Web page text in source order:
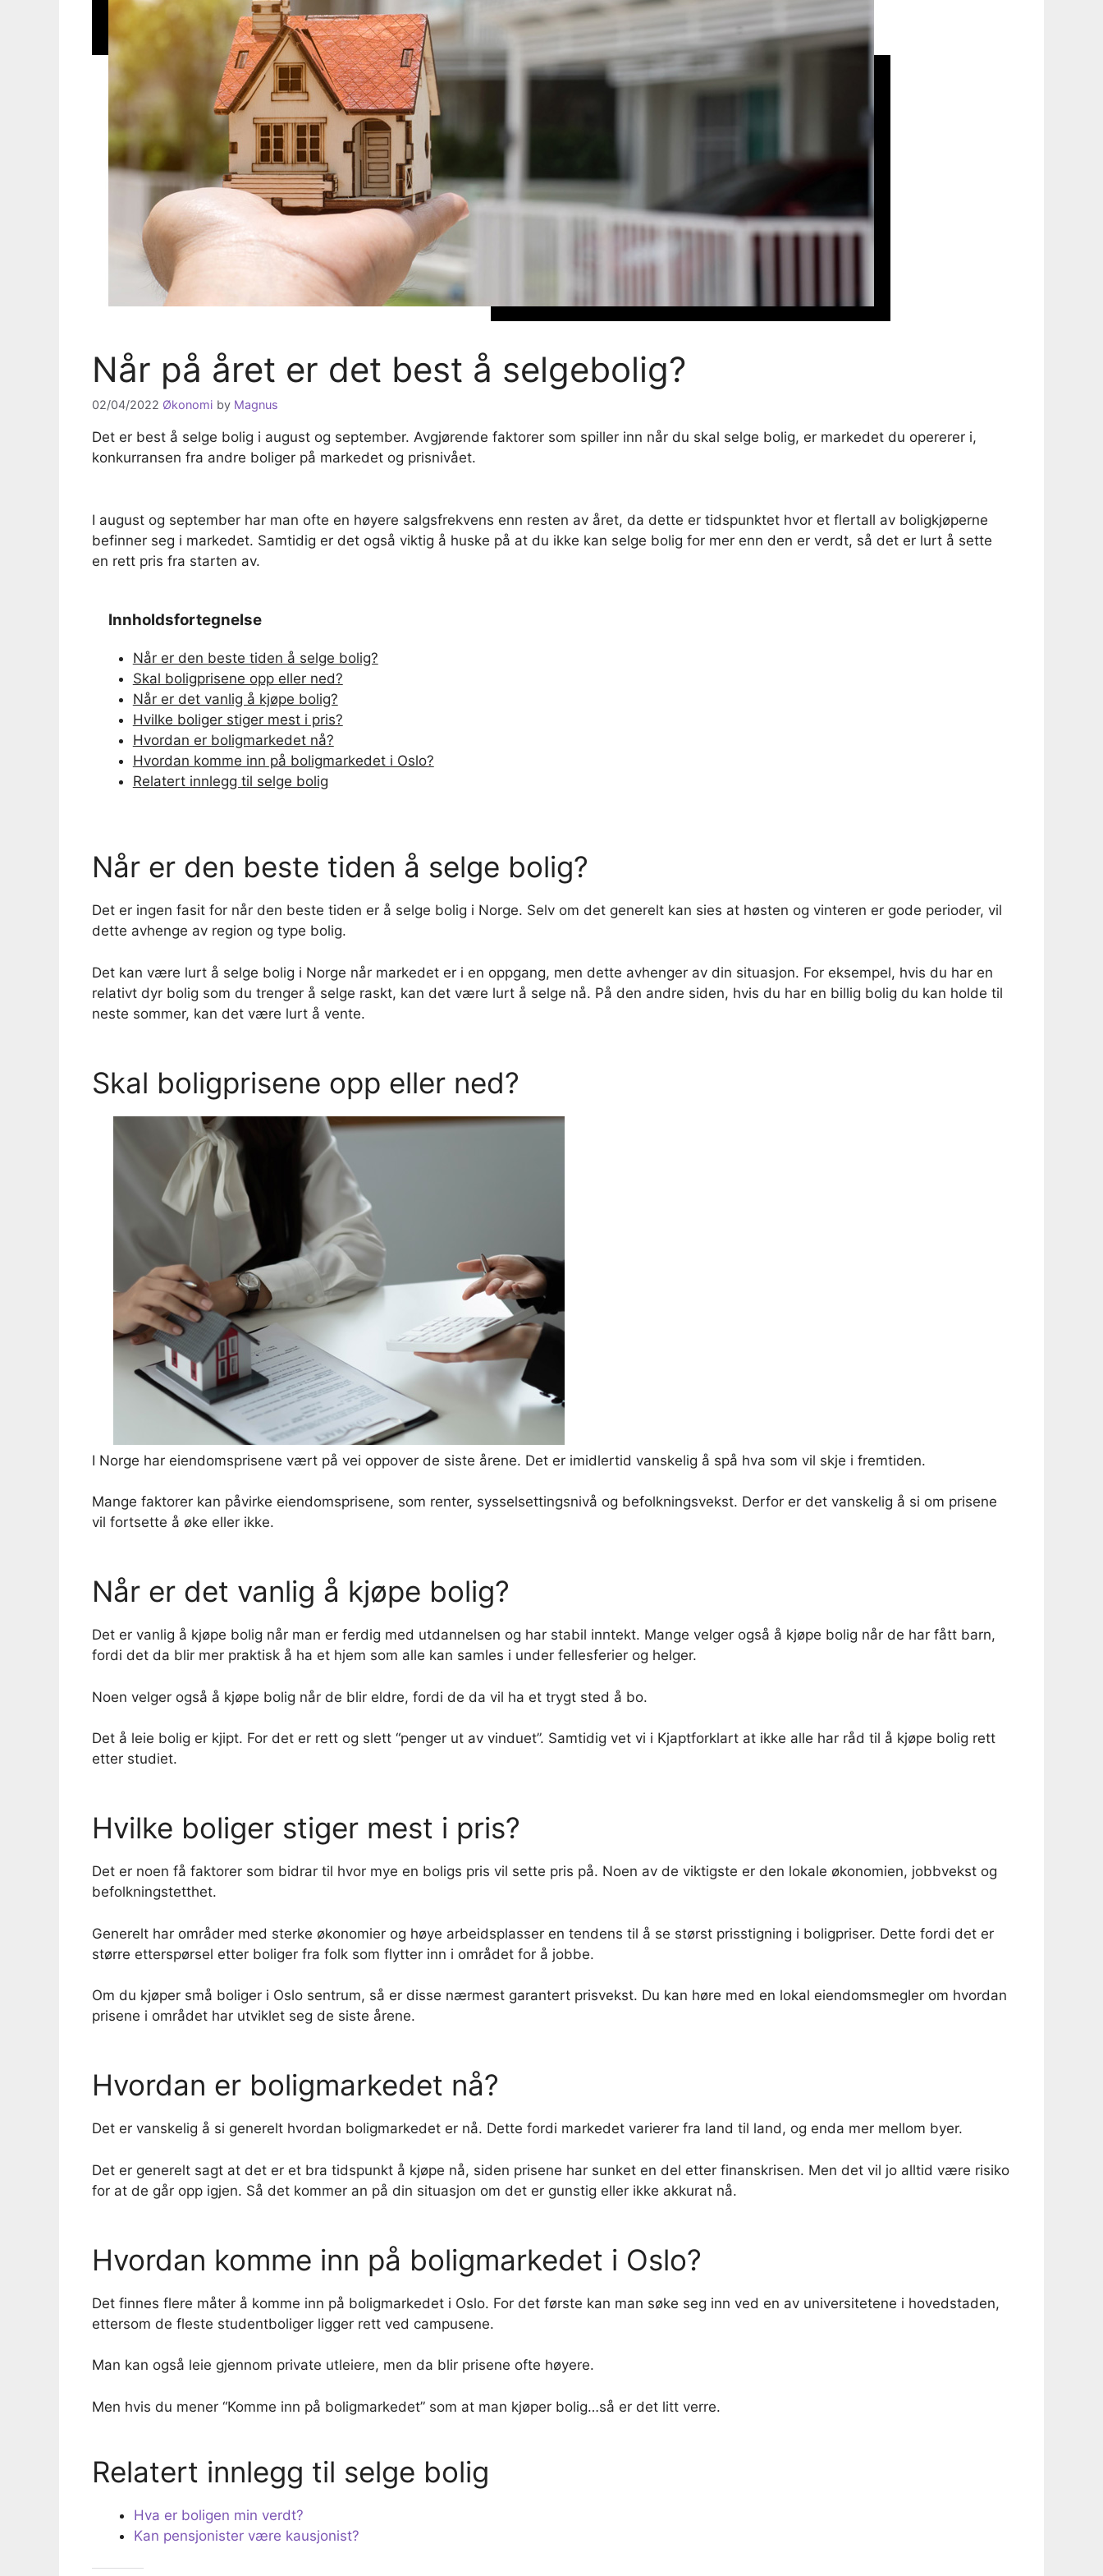
Når på året er det best å selgebolig?
02/04/2022 Økonomi by Magnus
Det er best å selge bolig i august og september. Avgjørende faktorer som spiller inn når du skal selge bolig, er markedet du opererer i,
konkurransen fra andre boliger på markedet og prisnivået.
I august og september har man ofte en høyere salgsfrekvens enn resten av året, da dette er tidspunktet hvor et flertall av boligkjøperne
befinner seg i markedet. Samtidig er det også viktig å huske på at du ikke kan selge bolig for mer enn den er verdt, så det er lurt å sette
en rett pris fra starten av.
Innholdsfortegnelse
Når er den beste tiden å selge bolig?
Skal boligprisene opp eller ned?
Når er det vanlig å kjøpe bolig?
Hvilke boliger stiger mest i pris?
Hvordan er boligmarkedet nå?
Hvordan komme inn på boligmarkedet i Oslo?
Relatert innlegg til selge bolig
Når er den beste tiden å selge bolig?
Det er ingen fasit for når den beste tiden er å selge bolig i Norge. Selv om det generelt kan sies at høsten og vinteren er gode perioder, vil
dette avhenge av region og type bolig.
Det kan være lurt å selge bolig i Norge når markedet er i en oppgang, men dette avhenger av din situasjon. For eksempel, hvis du har en
relativt dyr bolig som du trenger å selge raskt, kan det være lurt å selge nå. På den andre siden, hvis du har en billig bolig du kan holde til
neste sommer, kan det være lurt å vente.
Skal boligprisene opp eller ned?
I Norge har eiendomsprisene vært på vei oppover de siste årene. Det er imidlertid vanskelig å spå hva som vil skje i fremtiden.
Mange faktorer kan påvirke eiendomsprisene, som renter, sysselsettingsnivå og befolkningsvekst. Derfor er det vanskelig å si om prisene
vil fortsette å øke eller ikke.
Når er det vanlig å kjøpe bolig?
Det er vanlig å kjøpe bolig når man er ferdig med utdannelsen og har stabil inntekt. Mange velger også å kjøpe bolig når de har fått barn,
fordi det da blir mer praktisk å ha et hjem som alle kan samles i under fellesferier og helger.
Noen velger også å kjøpe bolig når de blir eldre, fordi de da vil ha et trygt sted å bo.
Det å leie bolig er kjipt. For det er rett og slett “penger ut av vinduet”. Samtidig vet vi i Kjaptforklart at ikke alle har råd til å kjøpe bolig rett
etter studiet.
Hvilke boliger stiger mest i pris?
Det er noen få faktorer som bidrar til hvor mye en boligs pris vil sette pris på. Noen av de viktigste er den lokale økonomien, jobbvekst og
befolkningstetthet.
Generelt har områder med sterke økonomier og høye arbeidsplasser en tendens til å se størst prisstigning i boligpriser. Dette fordi det er
større etterspørsel etter boliger fra folk som flytter inn i området for å jobbe.
Om du kjøper små boliger i Oslo sentrum, så er disse nærmest garantert prisvekst. Du kan høre med en lokal eiendomsmegler om hvordan
prisene i området har utviklet seg de siste årene.
Hvordan er boligmarkedet nå?
Det er vanskelig å si generelt hvordan boligmarkedet er nå. Dette fordi markedet varierer fra land til land, og enda mer mellom byer.
Det er generelt sagt at det er et bra tidspunkt å kjøpe nå, siden prisene har sunket en del etter finanskrisen. Men det vil jo alltid være risiko
for at de går opp igjen. Så det kommer an på din situasjon om det er gunstig eller ikke akkurat nå.
Hvordan komme inn på boligmarkedet i Oslo?
Det finnes flere måter å komme inn på boligmarkedet i Oslo. For det første kan man søke seg inn ved en av universitetene i hovedstaden,
ettersom de fleste studentboliger ligger rett ved campusene.
Man kan også leie gjennom private utleiere, men da blir prisene ofte høyere.
Men hvis du mener “Komme inn på boligmarkedet” som at man kjøper bolig…så er det litt verre.
Relatert innlegg til selge bolig
Hva er boligen min verdt?
Kan pensjonister være kausjonist?